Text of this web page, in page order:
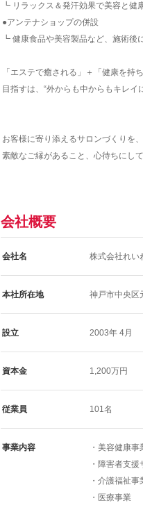
┗ リラックス＆発汗効果で美容と健
●アンテナショップの併設
┗ 健康食品や美容製品など、施術後
「エステで癒される」＋「健康を持ち
目指すは、“外からも中からもキレイ
お客様に寄り添えるサロンづくりを
素敵なご縁があること、心待ちにし
会社概要
会社名 株式会社れい
本社所在地 神戸市中央区
設立 2003年 4月
資本金 1,200万円
従業員 101名
事業内容
・美容健康事
・障害者支
・介護福祉事
・医療事業